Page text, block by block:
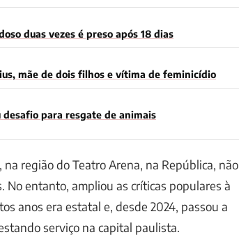
duas vezes é preso após 18 dias
mãe de dois filhos e vítima de feminicídio
para resgate de animais
na região do Teatro Arena, na República, não
No entanto, ampliou as críticas populares à
anos era estatal e, desde 2024, passou a
serviço na capital paulista.